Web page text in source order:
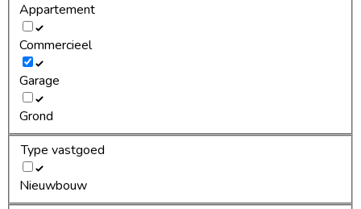
Appartement
Commercieel
Garage
Grond
Type vastgoed
Nieuwbouw